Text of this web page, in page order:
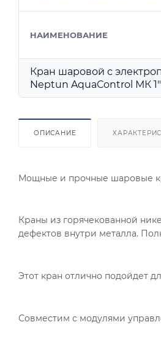
НАИМЕНОВАНИЕ
Кран шаровой с
Neptun AquaСontrol МК 1"
ОПИСАНИЕ
Мощные и прочные шаровые
Краны из горячекованной
дефектов внутри металла.
Этот кран отлично подойдет
Совместим с модулями